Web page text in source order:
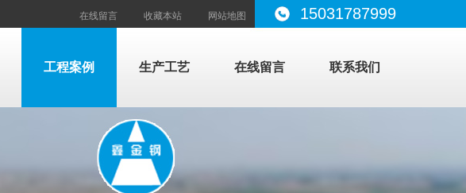
在线留言 收藏本站 网站地图 15031787999
工程案例 生产工艺 在线留言 联系我们